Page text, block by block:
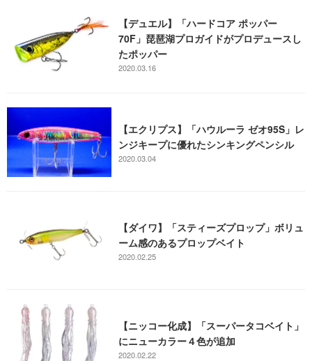
【デュエル】「ハードコア ポッパー
70F」琵琶湖プロガイドがプロデュースし
たポッパー
2020.03.16
【エクリプス】「ハウルーラ ゼオ95S」レ
ンジキープに優れたシンキングペンシル
2020.03.04
【ダイワ】「スティーズプロップ」ボリュ
ーム感のあるプロップベイト
2020.02.25
【ニッコー化成】「スーパータコベイト」
にニューカラー４色が追加
2020.02.22